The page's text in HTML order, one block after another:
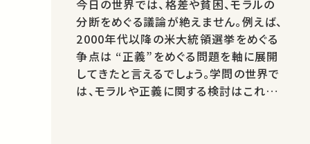
今日の世界では、格差や貧困、モラルの
分断をめぐる議論が絶えません。例えば、
2000年代以降の米大統領選挙をめぐる
争点は “正義”をめぐる問題を軸に展開
してきたと言えるでしょう。学問の世界で
は、モラルや正義に関する検討はこれま